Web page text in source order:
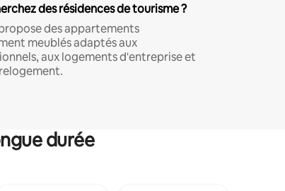
des résidences de tourisme ?
des appartements
meublés adaptés aux
aux logements d'entreprise et
durée